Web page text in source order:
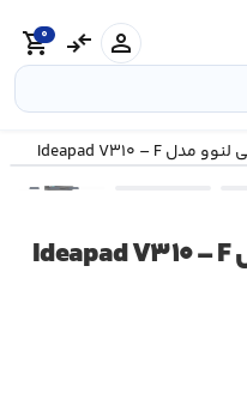
person
compare_arrows
shopping_cart
0
•••